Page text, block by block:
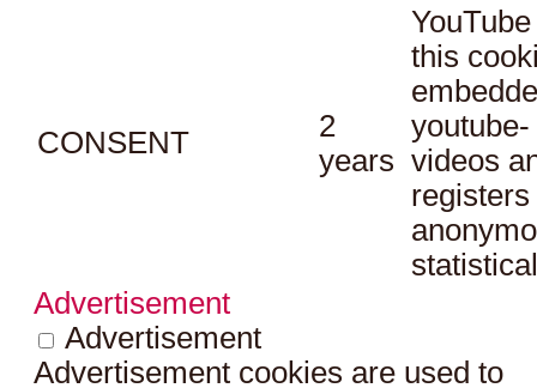
CONSENT
2
years
this
youtube-
videos
registers
Advertisement
Advertisement
Advertisement cookies are used to